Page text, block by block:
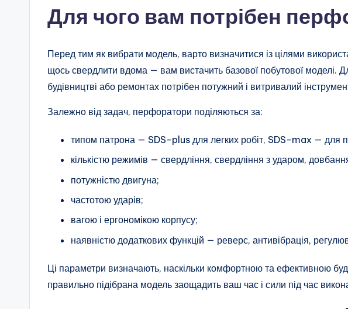
Для чого вам потрібен
Перед тим як вибрати модель, варто визначитися із цілями
щось свердлити вдома — вам вистачить базової побутової моделі.
будівництві або ремонтах потрібен потужний і витривалий
Залежно від задач, перфоратори поділяються за:
типом патрона — SDS-plus для легких робіт, SDS-max — для
кількістю режимів — свердління, свердління з ударом,
потужністю двигуна;
частотою ударів;
вагою і ергономікою корпусу;
наявністю додаткових функцій — реверс, антивібрація,
Ці параметри визначають, наскільки комфортною та ефективною
правильно підібрана модель заощадить ваш час і сили під час